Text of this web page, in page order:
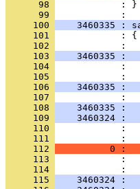
      98
            : }
      99
     100
3460335 :
     101
     102
     103
3460335 :
     104
     105
     106
3460335 :
     107
     108
3460335 :
     109
3460324 :
     110
     111
     112
0 :
     113
     114
     115
3460324 :